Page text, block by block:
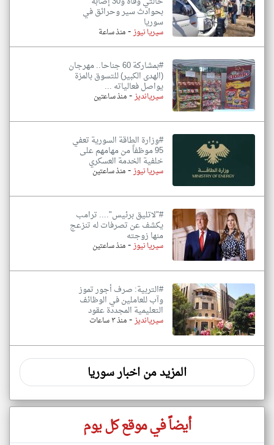
بحوادث سير وحرائق في
سوريا
سيريا نيوز-منذ ساعة
#بمشاركة 60 جناحا.. مهرجان
(الهدى الكبير) للتسوق بالمزة
يواصل فعالياته ...
سيريانديز-منذ ساعتين
#وزارة الطاقة السورية تعفي
95 موظفاً من مهامهم على
خلفية الخدمة العسكري
سيريا نيوز-منذ ساعتين
#"لاتليق برئيس".... ترامب
يكشف عن تصرفات له تنزعج
منها زوجته
سيريا نيوز-منذ ساعتين
#التربية: صرف أجور تموز
وآب للعاملين في الوظائف
‏التعليمية المجددة عقود
سيريانديز-منذ ٣ ساعات
المزيد من اخبار سوريا
أيضاً في موقع كل يوم